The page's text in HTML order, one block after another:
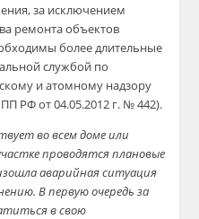
за исключением
ремонта объектов
более длительные
службой по
и атомному надзору
РФ от 04.05.2012 г. № 442).
во всем доме или
проводятся плановые
аварийная ситуация
В первую очередь за
в свою